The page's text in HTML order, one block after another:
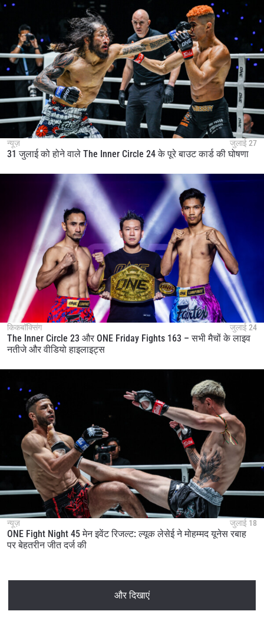
न्यूज़ जुलाई 27
31 जुलाई को होने वाले The Inner Circle 24 के पूरे बाउट कार्ड की घोषणा
किकबॉक्सिंग जुलाई 24
The Inner Circle 23 और ONE Friday Fights 163 – सभी मैचों के लाइव
नतीजे और वीडियो हाइलाइट्स
न्यूज़ जुलाई 18
ONE Fight Night 45 मेन इवेंट रिजल्ट: ल्यूक लेसेई ने मोहम्मद यूनेस रबाह
पर बेहतरीन जीत दर्ज की
और दिखाएं